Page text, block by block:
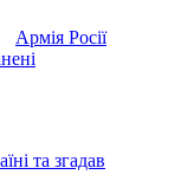
Армія Росії
та згадав